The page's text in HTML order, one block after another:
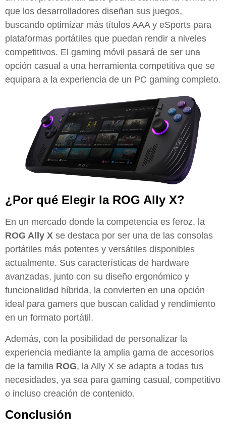
que los desarrolladores diseñan sus juegos,
buscando optimizar más títulos AAA y eSports para
plataformas portátiles que puedan rendir a niveles
competitivos. El gaming móvil pasará de ser una
opción casual a una herramienta competitiva que se
equipara a la experiencia de un PC gaming completo.
¿Por qué Elegir la ROG Ally X?
En un mercado donde la competencia es feroz, la
ROG Ally X se destaca por ser una de las consolas
portátiles más potentes y versátiles disponibles
actualmente. Sus características de hardware
avanzadas, junto con su diseño ergonómico y
funcionalidad híbrida, la convierten en una opción
ideal para gamers que buscan calidad y rendimiento
en un formato portátil.
Además, con la posibilidad de personalizar la
experiencia mediante la amplia gama de accesorios
de la familia ROG, la Ally X se adapta a todas tus
necesidades, ya sea para gaming casual, competitivo
o incluso creación de contenido.
Conclusión